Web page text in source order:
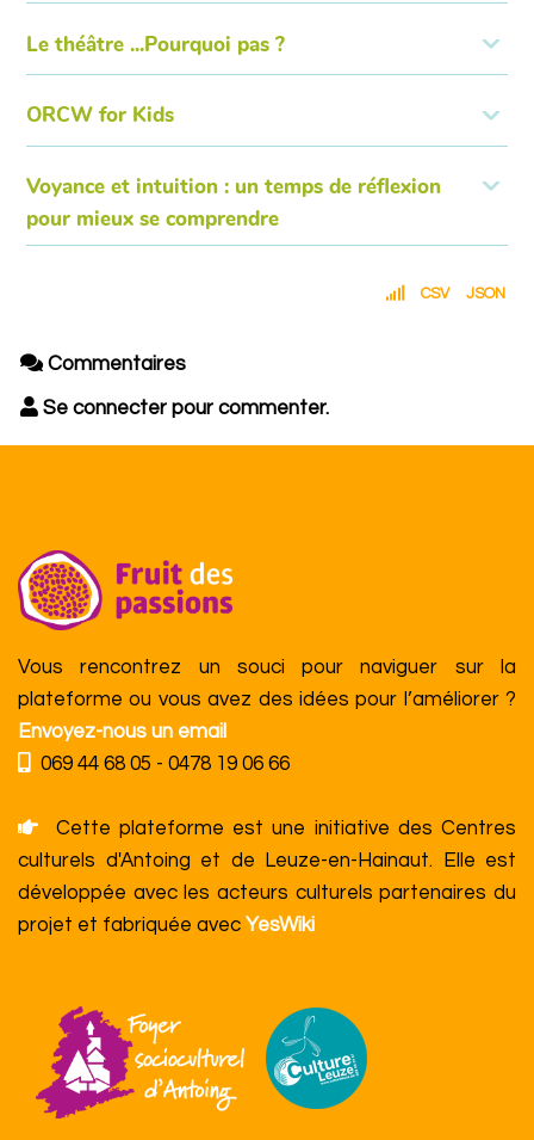
Le théâtre ...Pourquoi pas ?
ORCW for Kids
Voyance et intuition : un temps de réflexion
pour mieux se comprendre
CSV JSON
Commentaires
Se connecter pour commenter.
Vous rencontrez un souci pour naviguer sur la
plateforme ou vous avez des idées pour l’améliorer ?
Envoyez-nous un email
069 44 68 05 - 0478 19 06 66
Cette plateforme est une initiative des Centres
culturels d'Antoing et de Leuze-en-Hainaut. Elle est
développée avec les acteurs culturels partenaires du
projet et fabriquée avec YesWiki